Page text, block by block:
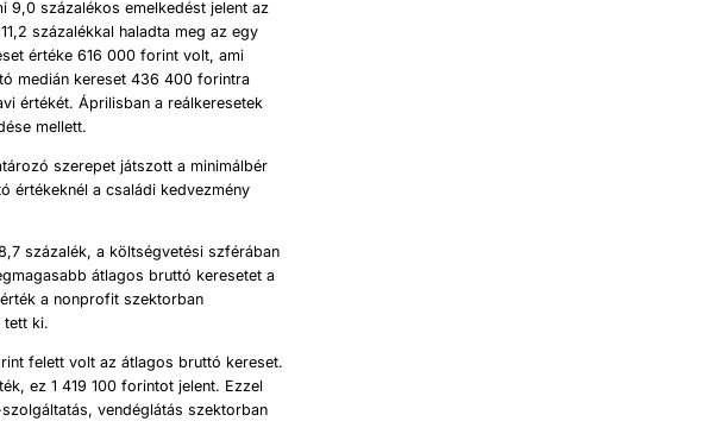
9,0 százalékos emelkedést jelent az
százalékkal haladta meg az egy
értéke 616 000 forint volt, ami
medián kereset 436 400 forintra
értékét. Áprilisban a reálkeresetek
mellett.
szerepet játszott a minimálbér
értékeknél a családi kedvezmény
százalék, a költségvetési szférában
átlagos bruttó keresetet a
a nonprofit szektorban
tett ki.
felett volt az átlagos bruttó kereset.
ez 1 419 100 forintot jelent. Ezzel
vendéglátás szektorban